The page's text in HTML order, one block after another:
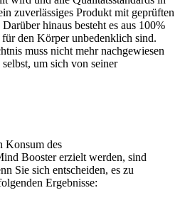
zuverlässiges Produkt mit geprüften
hinaus besteht es aus 100%
den Körper unbedenklich sind.
muss nicht mehr nachgewiesen
um sich von seiner
Konsum des
Booster erzielt werden, sind
Sie sich entscheiden, es zu
Ergebnisse: